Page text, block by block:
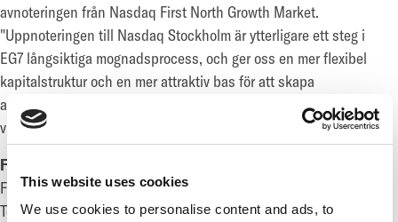
This website uses cookies
We use cookies to personalise content and ads, to
avnoteringen från Nasdaq First North Growth Market.
"Uppnoteringen till Nasdaq Stockholm är ytterligare ett steg i
EG7 långsiktiga mognadsprocess, och ger oss en mer flexibel
kapitalstruktur och en mer attraktiv bas för att skapa
aktieägarvärde till bolagets investerare." säger Fredrik Rüdén,
vice VD och finansdirektör på EG7.
FÖR MER INFORMATION, KONTAKTA:
Fredrik Rüdén, vice VD och CFO
Tel: +46 733 117 262